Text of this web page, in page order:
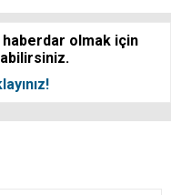
haberdar olmak için